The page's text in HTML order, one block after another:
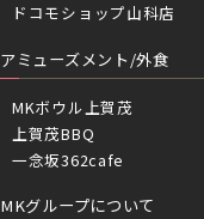
ドコモショップ山科店
アミューズメント/外食
MKボウル上賀茂
上賀茂BBQ
一念坂362cafe
MKグループについて